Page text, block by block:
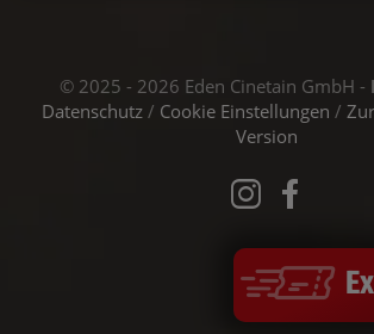
© 2025 - 2026 Eden Cinetain GmbH -
Datenschutz/ Cookie Einstellungen /
Version